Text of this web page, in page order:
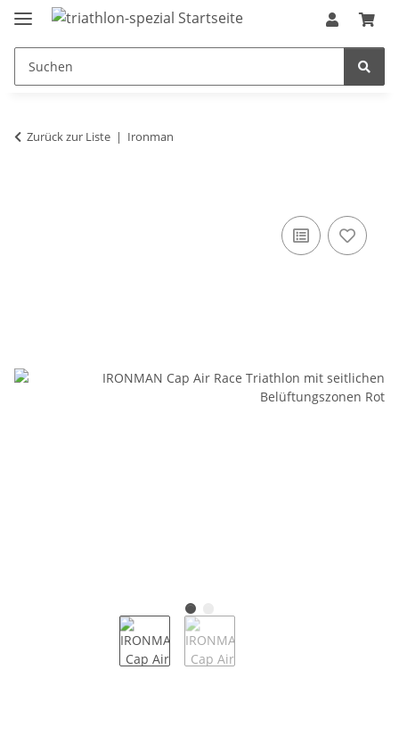
Zurück zur Liste Ironman